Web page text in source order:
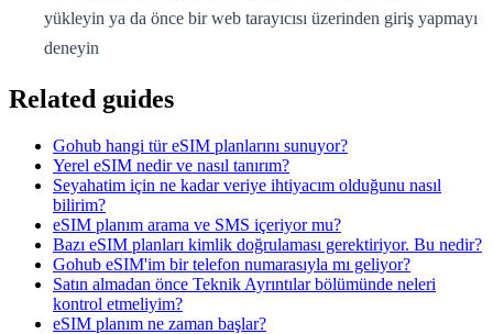
yükleyin ya da önce bir web tarayıcısı üzerinden giriş yapmayı
deneyin
Related guides
Gohub hangi tür eSIM planlarını sunuyor?
Yerel eSIM nedir ve nasıl tanırım?
Seyahatim için ne kadar veriye ihtiyacım olduğunu nasıl
bilirim?
eSIM planım arama ve SMS içeriyor mu?
Bazı eSIM planları kimlik doğrulaması gerektiriyor. Bu nedir?
Gohub eSIM'im bir telefon numarasıyla mı geliyor?
Satın almadan önce Teknik Ayrıntılar bölümünde neleri
kontrol etmeliyim?
eSIM planım ne zaman başlar?